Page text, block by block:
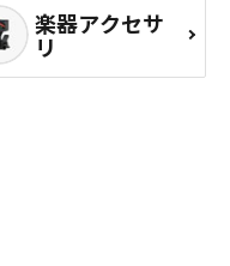
楽器アクセサ
リ